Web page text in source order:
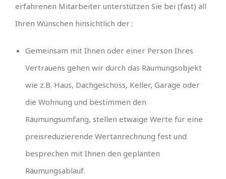
erfahrenen Mitarbeiter unterstützen Sie bei (fast) all
Ihren Wünschen hinsichtlich der :
Gemeinsam mit Ihnen oder einer Person Ihres
Vertrauens gehen wir durch das Räumungsobjekt
wie z.B. Haus, Dachgeschoss, Keller, Garage oder
die Wohnung und bestimmen den
Räumungsumfang, stellen etwaige Werte für eine
preisreduzierende Wertanrechnung fest und
besprechen mit Ihnen den geplanten
Räumungsablauf.